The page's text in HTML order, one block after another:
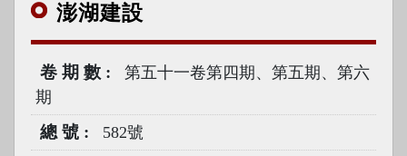
澎湖建設
卷期數
第五十一卷第四期、第五期、第六
期
總號 582號